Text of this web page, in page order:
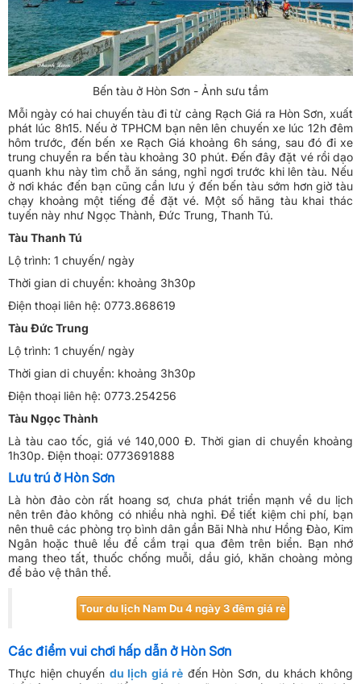
Bến tàu ở Hòn Sơn - Ảnh sưu tầm
Mỗi ngày có hai chuyến tàu đi từ cảng Rạch Giá ra Hòn Sơn, xuất
phát lúc 8h15. Nếu ở TPHCM bạn nên lên chuyến xe lúc 12h đêm
hôm trước, đến bến xe Rạch Giá khoảng 6h sáng, sau đó đi xe
trung chuyển ra bến tàu khoảng 30 phút. Đến đây đặt vé rồi dạo
quanh khu này tìm chỗ ăn sáng, nghỉ ngơi trước khi lên tàu. Nếu
ở nơi khác đến bạn cũng cần lưu ý đến bến tàu sớm hơn giờ tàu
chạy khoảng một tiếng để đặt vé. Một số hãng tàu khai thác
tuyến này như Ngọc Thành, Đức Trung, Thanh Tú.
Tàu Thanh Tú
Lộ trình: 1 chuyến/ ngày
Thời gian di chuyển: khoảng 3h30p
Điện thoại liên hệ: 0773.868619
Tàu Đức Trung
Lộ trình: 1 chuyến/ ngày
Thời gian di chuyển: khoảng 3h30p
Điện thoại liên hệ: 0773.254256
Tàu Ngọc Thành
Là tàu cao tốc, giá vé 140,000 Đ. Thời gian di chuyển khoảng
1h30p. Điện thoại: 0773691888
Lưu trú ở Hòn Sơn
Là hòn đảo còn rất hoang sơ, chưa phát triển mạnh về du lịch
nên trên đảo không có nhiều nhà nghỉ. Để tiết kiệm chi phí, bạn
nên thuê các phòng trọ bình dân gần Bãi Nhà như Hồng Đào, Kim
Ngân hoặc thuê lều để cắm trại qua đêm trên biển. Bạn nhớ
mang theo tất, thuốc chống muỗi, dầu gió, khăn choàng mỏng
để bảo vệ thân thể.
Tour du lịch Nam Du 4 ngày 3 đêm giá rẻ
Các điểm vui chơi hấp dẫn ở Hòn Sơn
Thực hiện chuyến du lịch giá rẻ đến Hòn Sơn, du khách không